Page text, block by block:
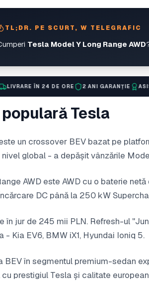
TL;DR. PE SCURT, W TELEGRAFIC
Tesla Model Y Long Range AWD
DE ORE 2 ANI GARANȚIE ASISTENȚĂ
populară Tesla
un crossover BEV bazat pe
global - a depășit vânzările
AWD este AWD cu o baterie
DC până la 250 kW
în jur de 245 mii PLN. Refresh-ul
- Kia EV6, BMW iX1, Hyundai Ioniq 5.
BEV în segmentul premium-sedan
prestigiul Tesla și calitate